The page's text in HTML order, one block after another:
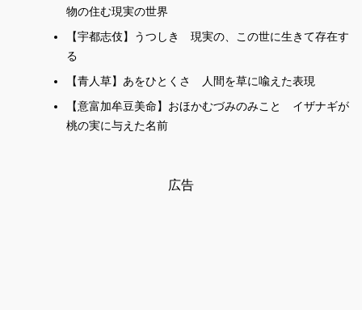
物の住む現実の世界
【宇都志伎】うつしき 現実の、この世に生きて存在す
る
【青人草】あをひとくさ 人間を草に喩えた表現
【意富加牟豆美命】おほかむづみのみこと イザナギが
桃の実に与えた名前
広告